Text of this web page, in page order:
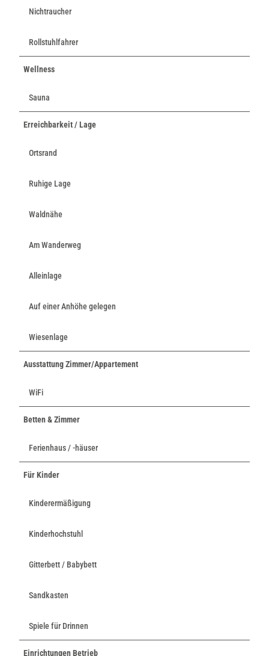
Nichtraucher
Rollstuhlfahrer
Wellness
Sauna
Erreichbarkeit / Lage
Ortsrand
Ruhige Lage
Waldnähe
Am Wanderweg
Alleinlage
Auf einer Anhöhe gelegen
Wiesenlage
Ausstattung Zimmer/Appartement
WiFi
Betten & Zimmer
Ferienhaus / -häuser
Für Kinder
Kinderermäßigung
Kinderhochstuhl
Gitterbett / Babybett
Sandkasten
Spiele für Drinnen
Einrichtungen Betrieb